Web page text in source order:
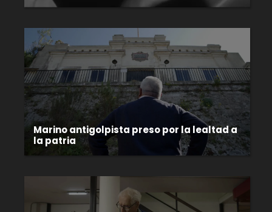
Marino antigolpista preso por la lealtad a
la patria